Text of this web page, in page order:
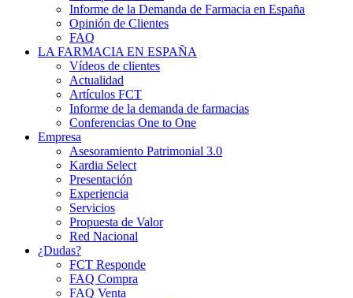
Informe de la Demanda de Farmacia en España
Opinión de Clientes
FAQ
LA FARMACIA EN ESPAÑA
Vídeos de clientes
Actualidad
Artículos FCT
Informe de la demanda de farmacias
Conferencias One to One
Empresa
Asesoramiento Patrimonial 3.0
Kardia Select
Presentación
Experiencia
Servicios
Propuesta de Valor
Red Nacional
¿Dudas?
FCT Responde
FAQ Compra
FAQ Venta